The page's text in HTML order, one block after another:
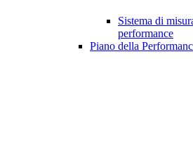
Sistema di
performance
Piano della